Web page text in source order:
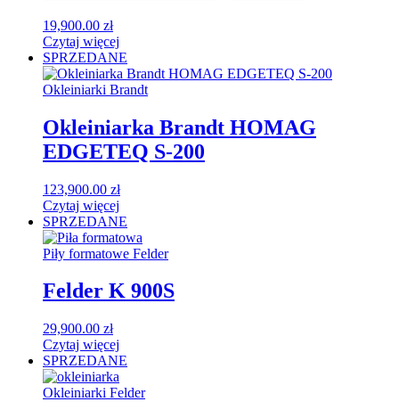
19,900.00 zł
Czytaj więcej
SPRZEDANE
Okleiniarki Brandt
Okleiniarka Brandt HOMAG
EDGETEQ S-200
123,900.00 zł
Czytaj więcej
SPRZEDANE
Piły formatowe Felder
Felder K 900S
29,900.00 zł
Czytaj więcej
SPRZEDANE
Okleiniarki Felder